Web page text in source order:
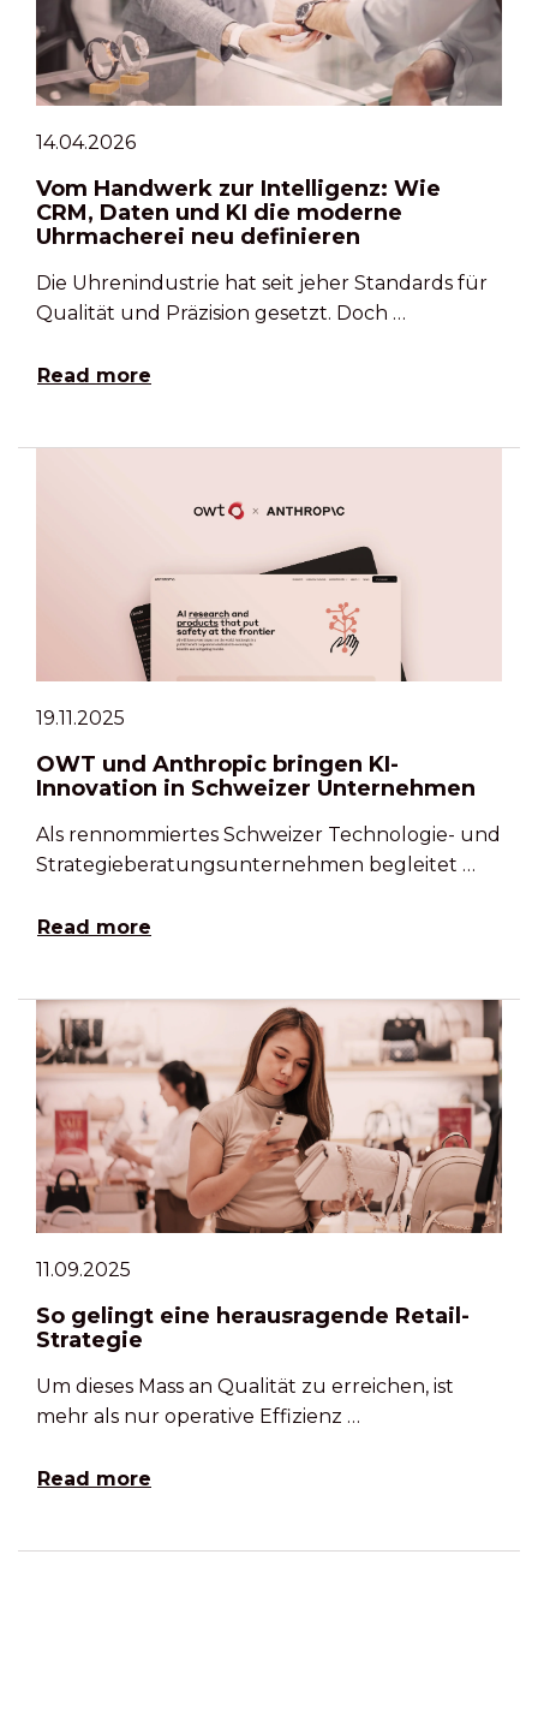
14.04.2026
Vom Handwerk zur Intelligenz: Wie
CRM, Daten und KI die moderne
Uhrmacherei neu definieren
Die Uhrenindustrie hat seit jeher Standards für
Qualität und Präzision gesetzt. Doch …
Read more
19.11.2025
OWT und Anthropic bringen KI-
Innovation in Schweizer Unternehmen
Als rennommiertes Schweizer Technologie- und
Strategieberatungsunternehmen begleitet …
Read more
11.09.2025
So gelingt eine herausragende Retail-
Strategie
Um dieses Mass an Qualität zu erreichen, ist
mehr als nur operative Effizienz …
Read more